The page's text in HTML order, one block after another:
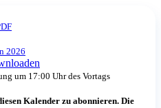
2026
um 17:00 Uhr des Vortags
Kalender zu abonnieren. Die